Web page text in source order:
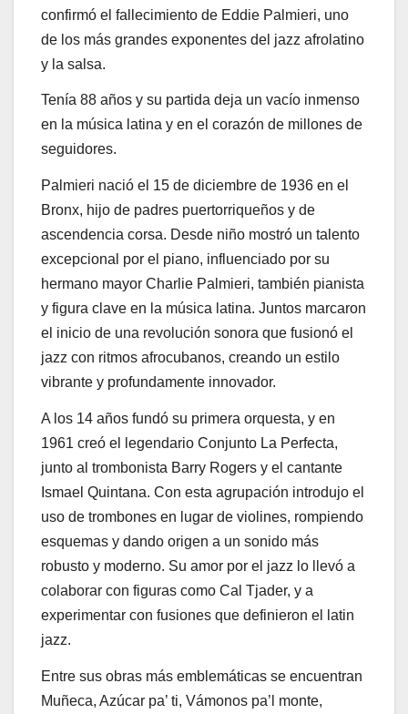
confirmó el fallecimiento de Eddie Palmieri, uno
de los más grandes exponentes del jazz afrolatino
y la salsa.
Tenía 88 años y su partida deja un vacío inmenso
en la música latina y en el corazón de millones de
seguidores.
Palmieri nació el 15 de diciembre de 1936 en el
Bronx, hijo de padres puertorriqueños y de
ascendencia corsa. Desde niño mostró un talento
excepcional por el piano, influenciado por su
hermano mayor Charlie Palmieri, también pianista
y figura clave en la música latina. Juntos marcaron
el inicio de una revolución sonora que fusionó el
jazz con ritmos afrocubanos, creando un estilo
vibrante y profundamente innovador.
A los 14 años fundó su primera orquesta, y en
1961 creó el legendario Conjunto La Perfecta,
junto al trombonista Barry Rogers y el cantante
Ismael Quintana. Con esta agrupación introdujo el
uso de trombones en lugar de violines, rompiendo
esquemas y dando origen a un sonido más
robusto y moderno. Su amor por el jazz lo llevó a
colaborar con figuras como Cal Tjader, y a
experimentar con fusiones que definieron el latin
jazz.
Entre sus obras más emblemáticas se encuentran
Muñeca, Azúcar pa’ ti, Vámonos pa’l monte,